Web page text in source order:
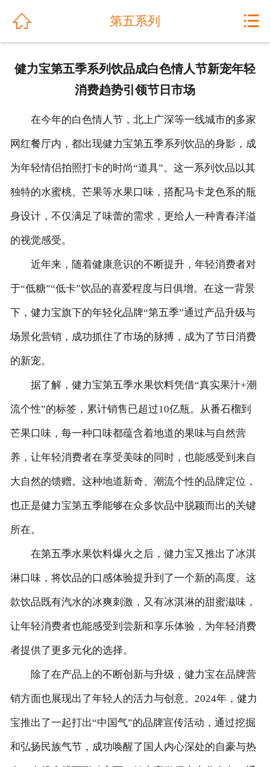
关于我们
公司动态
解决方案
工程案例
产品优势
人才招聘
客户留言
 第五系列 
健力宝第五季系列饮品成白色情人节新宠年轻
消费趋势引领节日市场
在今年的白色情人节，北上广深等一线城市的多家
网红餐厅内，都出现健力宝第五季系列饮品的身影，成
为年轻情侣拍照打卡的时尚“道具”。这一系列饮品以其
独特的水蜜桃、芒果等水果口味，搭配马卡龙色系的瓶
身设计，不仅满足了味蕾的需求，更给人一种青春洋溢
的视觉感受。
近年来，随着健康意识的不断提升，年轻消费者对
于“低糖”“低卡”饮品的喜爱程度与日俱增。在这一背景
下，健力宝旗下的年轻化品牌“第五季”通过产品升级与
场景化营销，成功抓住了市场的脉搏，成为了节日消费
的新宠。
据了解，健力宝第五季水果饮料凭借“真实果汁+潮
流个性”的标签，累计销售已超过10亿瓶。从番石榴到
芒果口味，每一种口味都蕴含着地道的果味与自然营
养，让年轻消费者在享受美味的同时，也能感受到来自
大自然的馈赠。这种地道新奇、潮流个性的品牌定位，
也正是健力宝第五季能够在众多饮品中脱颖而出的关键
所在。
在第五季水果饮料爆火之后，健力宝又推出了冰淇
淋口味，将饮品的口感体验提升到了一个新的高度。这
款饮品既有汽水的冰爽刺激，又有冰淇淋的甜蜜滋味，
让年轻消费者也能感受到尝新和享乐体验，为年轻消费
者提供了更多元化的选择。
除了在产品上的不断创新与升级，健力宝在品牌营
销方面也展现出了年轻人的活力与创意。2024年，健力
宝推出了一起打出“中国气”的品牌宣传活动，通过挖掘
和弘扬民族气节，成功唤醒了国人内心深处的自豪与热